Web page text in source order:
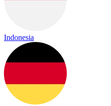
Indonesia